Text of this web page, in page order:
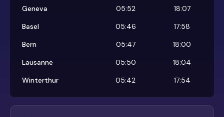
Geneva
05:52
18:07
Basel
05:46
17:58
Bern
05:47
18:00
Lausanne
05:50
18:04
Winterthur
05:42 17:54